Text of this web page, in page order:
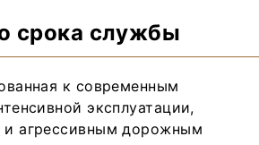
срока службы
к современным
эксплуатации,
агрессивным дорожным